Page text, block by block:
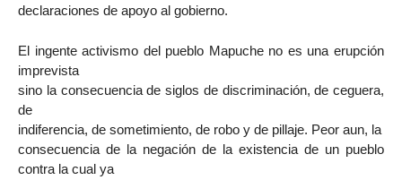
declaraciones de apoyo al gobierno.
El ingente activismo del pueblo Mapuche no es una erupción
imprevista
sino la consecuencia de siglos de discriminación, de ceguera,
de
indiferencia, de sometimiento, de robo y de pillaje. Peor aun, la
consecuencia de la negación de la existencia de un pueblo
contra la cual ya